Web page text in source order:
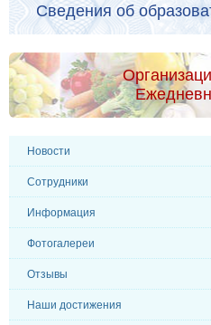
Сведения об
Новости
Сотрудники
Информация
Фотогалереи
Отзывы
Наши достижения